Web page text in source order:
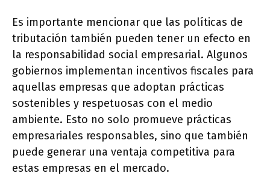
Es importante mencionar que las políticas de
tributación también pueden tener un efecto en
la responsabilidad social empresarial. Algunos
gobiernos implementan incentivos fiscales para
aquellas empresas que adoptan prácticas
sostenibles y respetuosas con el medio
ambiente. Esto no solo promueve prácticas
empresariales responsables, sino que también
puede generar una ventaja competitiva para
estas empresas en el mercado.